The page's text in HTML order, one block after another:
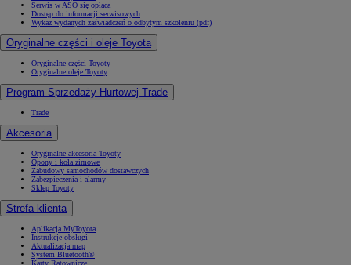
Serwis w ASO się opłaca
Dostęp do informacji serwisowych
Wykaz wydanych zaświadczeń o odbytym szkoleniu (pdf)
Oryginalne części i oleje Toyota
Oryginalne części Toyoty
Oryginalne oleje Toyoty
Program Sprzedaży Hurtowej Trade
Trade
Akcesoria
Oryginalne akcesoria Toyoty
Opony i koła zimowe
Zabudowy samochodów dostawczych
Zabezpieczenia i alarmy
Sklep Toyoty
Strefa klienta
Aplikacja MyToyota
Instrukcje obsługi
Aktualizacja map
System Bluetooth®